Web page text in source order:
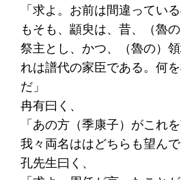
「求よ。お前は間違ってい
もそも、顓臾は、昔、（魯
祭主とし、かつ、（魯の）
れは譜代の家臣である。何
だ」
冉有曰く、
「あの方（季康子）がこれ
我々両名ははどちらも望んで
孔先生曰く、